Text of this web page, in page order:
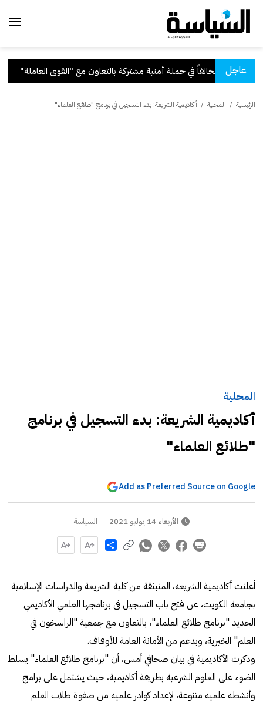
عاجلمع "القوى العاملة"
الرئيسية / المحلية / أكاديمية الشريعة: بدء التسجيل في برنامج "طلائع العلماء"
المحلية
أكاديمية الشريعة: بدء التسجيل في برنامج
"طلائع العلماء"
Add as Preferred Source on Google
الأربعاء 14 يوليو 2021 السياسة
Share
أعلنت أكاديمية الشريعة، المنبثقة من كلية الشريعة والدراسات الإسلامية
بجامعة الكويت، عن فتح باب التسجيل في برنامجها العلمي الأكاديمي
الجديد "برنامج طلائع العلماء"، بالتعاون مع جمعية "الراسخون في
العلم" الخيرية، وبدعم من الأمانة العامة للأوقاف.
وذكرت الأكاديمية في بيان صحافي أمس، أن "برنامج طلائع العلماء" يسلط
الضوء على العلوم الشرعية بطريقة أكاديمية، حيث يشتمل على برامج
وأنشطة علمية متنوعة، لإعداد كوادر علمية من صفوة طلاب العلم